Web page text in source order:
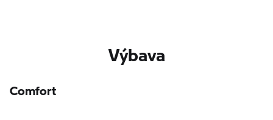
Výbava
Comfort